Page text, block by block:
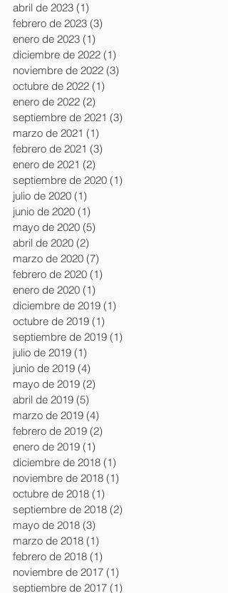
abril de 2023 (1)
febrero de 2023 (3)
enero de 2023 (1)
diciembre de 2022 (1)
noviembre de 2022 (3)
octubre de 2022 (1)
enero de 2022 (2)
septiembre de 2021 (3)
marzo de 2021 (1)
febrero de 2021 (3)
enero de 2021 (2)
septiembre de 2020 (1)
julio de 2020 (1)
junio de 2020 (1)
mayo de 2020 (5)
abril de 2020 (2)
marzo de 2020 (7)
febrero de 2020 (1)
enero de 2020 (1)
diciembre de 2019 (1)
octubre de 2019 (1)
septiembre de 2019 (1)
julio de 2019 (1)
junio de 2019 (4)
mayo de 2019 (2)
abril de 2019 (5)
marzo de 2019 (4)
febrero de 2019 (2)
enero de 2019 (1)
diciembre de 2018 (1)
noviembre de 2018 (1)
octubre de 2018 (1)
septiembre de 2018 (2)
mayo de 2018 (3)
marzo de 2018 (1)
febrero de 2018 (1)
noviembre de 2017 (1)
septiembre de 2017 (1)